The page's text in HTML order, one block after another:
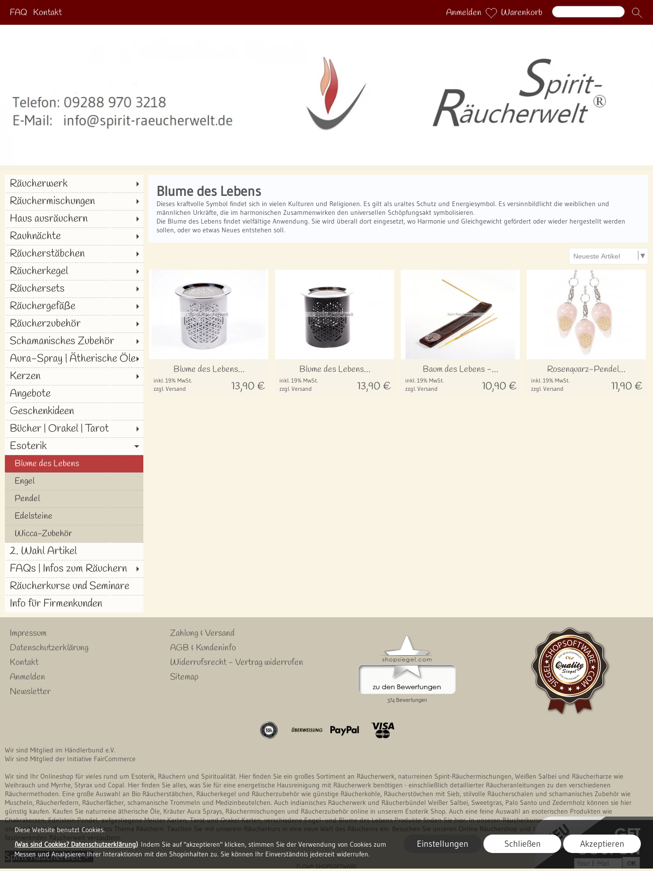
Diese Website benutzt Cookies.
(Was sind Cookies? Datenschutzerklärung) Indem Sie auf "akzeptieren" klicken, stimmen Sie der Verwendung von Cookies zum
Messen und Analysieren Ihrer Interaktionen mit den Shopinhalten zu. Sie können Ihr Einverständnis jederzeit widerrufen.
Einstellungen Schließen Akzeptieren
FAQ Kontakt Anmelden Warenkorb
Räucherwerk
Räuchermischungen
Haus ausräuchern
Rauhnächte
Räucherstäbchen
Räucherkegel
Räuchersets
Räuchergefäße
Räucherzubehör
Schamanisches Zubehör
Aura-Spray | Ätherische Öle
Kerzen
Angebote
Geschenkideen
Bücher | Orakel | Tarot
Esoterik
Blume des Lebens
Engel
Pendel
Edelsteine
Wicca-Zubehör
2. Wahl Artikel
FAQs | Infos zum Räuchern
Räucherkurse und Seminare
Info für Firmenkunden
Blume des Lebens
Dieses kraftvolle Symbol findet sich in vielen Kulturen und Religionen. Es gilt als uraltes Schutz und Energiesymbol. Es versinnbildlicht die weiblichen und
männlichen Urkräfte, die im harmonischen Zusammenwirken den universellen Schöpfungsakt symbolisieren.
Die Blume des Lebens findet vielfältige Anwendung. Sie wird überall dort eingesetzt, wo Harmonie und Gleichgewicht gefördert oder wieder hergestellt werden
sollen, oder wo etwas Neues entstehen soll.
Blume des Lebens…
inkl. 19% MwSt.
zzgl. Versand
13,90 €
Blume des Lebens…
inkl. 19% MwSt.
zzgl. Versand
13,90 €
Baum des Lebens -…
inkl. 19% MwSt.
zzgl. Versand
10,90 €
Rosenquarz-Pendel…
inkl. 19% MwSt.
zzgl. Versand
11,90 €
Impressum
Datenschutzerklärung
Kontakt
Anmelden
Newsletter
Zahlung & Versand
AGB & Kundeninfo
Widerrufsrecht - Vertrag widerrufen
Sitemap
Wir sind Mitglied im Händlerbund e.V.
Wir sind Mitglied der Initiative FairCommerce
Wir sind Ihr Onlineshop für vieles rund um Esoterik, Räuchern und Spiritualität. Hier finden Sie ein großes Sortiment an Räucherwerk, naturreinen Spirit-Räuchermischungen, Weißen Salbei und Räucherharze wie
Weihrauch und Myrrhe, Styrax und Copal. Hier finden Sie alles, was Sie für eine energetische Hausreinigung mit Räucherwerk benötigen - einschließlich detaillierter Räucheranleitungen zu den verschiedenen
Räuchermethoden. Eine große Auswahl an Bio Räucherstäbchen, Räucherkegel und Räucherzubehör wie günstige Räucherkohle, Räucherstövchen mit Sieb, stilvolle Räucherschalen und schamanisches Zubehör wie
Muscheln, Räucherfedern, Räucherfächer, schamanische Trommeln und Medizinbeutelchen. Auch indianisches Räucherwerk und Räucherbündel Weißer Salbei, Sweetgras, Palo Santo und Zedernholz können sie hier
günstig kaufen. Kaufen Sie naturreine ätherische Öle, Kräuter Aura Sprays, Räuchermischungen und Räucherzubehör online in unserem Esoterik Shop. Auch eine feine Auswahl an esoterischen Produkten wie
Chakrakerzen, Edelstein-Pendel, aufgestiegene Meister Karten, Tarot und Orakel-Karten, verschiedene Engel- und Blume des Lebens Produkte finden Sie hier. In unseren Räucherkursen vermitteln wir wertvolles Wissen
und praktisches Knowhow rund ums Thema Räuchern. Tauchen Sie mit unserem Räucherkurs in eine neue Welt des Räucherns ein. Besuchen Sie unseren Online Räuchershop und lassen Sie sich von unserer
faszinierenden Räucherwelt verzaubern.
Spirit-Räucherwelt ®
FLOW® SHOPSOFTWARE